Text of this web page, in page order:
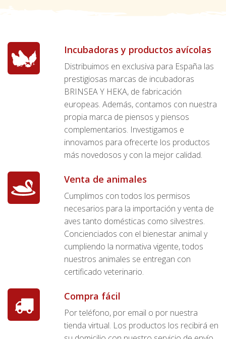
Incubadoras y productos avícolas
Distribuimos en exclusiva para España las
prestigiosas marcas de incubadoras
BRINSEA Y HEKA, de fabricación
europeas. Además, contamos con nuestra
propia marca de piensos y piensos
complementarios. Investigamos e
innovamos para ofrecerte los productos
más novedosos y con la mejor calidad.
Venta de animales
Cumplimos con todos los permisos
necesarios para la importación y venta de
aves tanto domésticas como silvestres.
Concienciados con el bienestar animal y
cumpliendo la normativa vigente, todos
nuestros animales se entregan con
certificado veterinario.
Compra fácil
Por teléfono, por email o por nuestra
tienda virtual. Los productos los recibirá en